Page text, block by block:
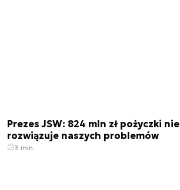
Prezes JSW: 824 mln zł pożyczki nie
rozwiązuje naszych problemów
3 min.